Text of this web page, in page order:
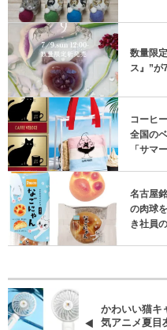
数量限
ス』”
コーヒ
全国の
「サマ
名古屋
の肉球
き社員
かわいい猫キ
気アニメ夏目